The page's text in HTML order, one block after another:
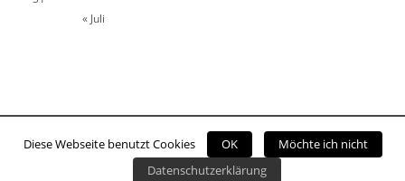
« Juli
Copyright ©2026. Viernheim Online
Diese Webseite benutzt Cookies OK
Möchte ich nicht
Datenschutzerklärung